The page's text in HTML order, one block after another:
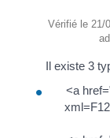
Vérifié le 21/
Il existe 3
<a